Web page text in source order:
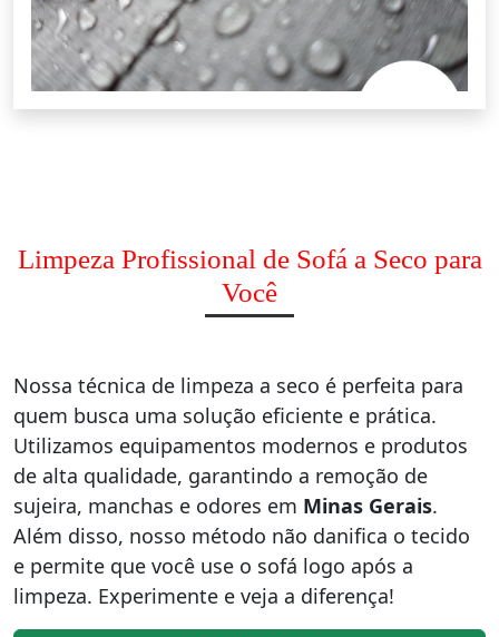
Limpeza Profissional de Sofá a Seco para
Você
Nossa técnica de limpeza a seco é perfeita para
quem busca uma solução eficiente e prática.
Utilizamos equipamentos modernos e produtos
de alta qualidade, garantindo a remoção de
sujeira, manchas e odores em Minas Gerais.
Além disso, nosso método não danifica o tecido
e permite que você use o sofá logo após a
limpeza. Experimente e veja a diferença!